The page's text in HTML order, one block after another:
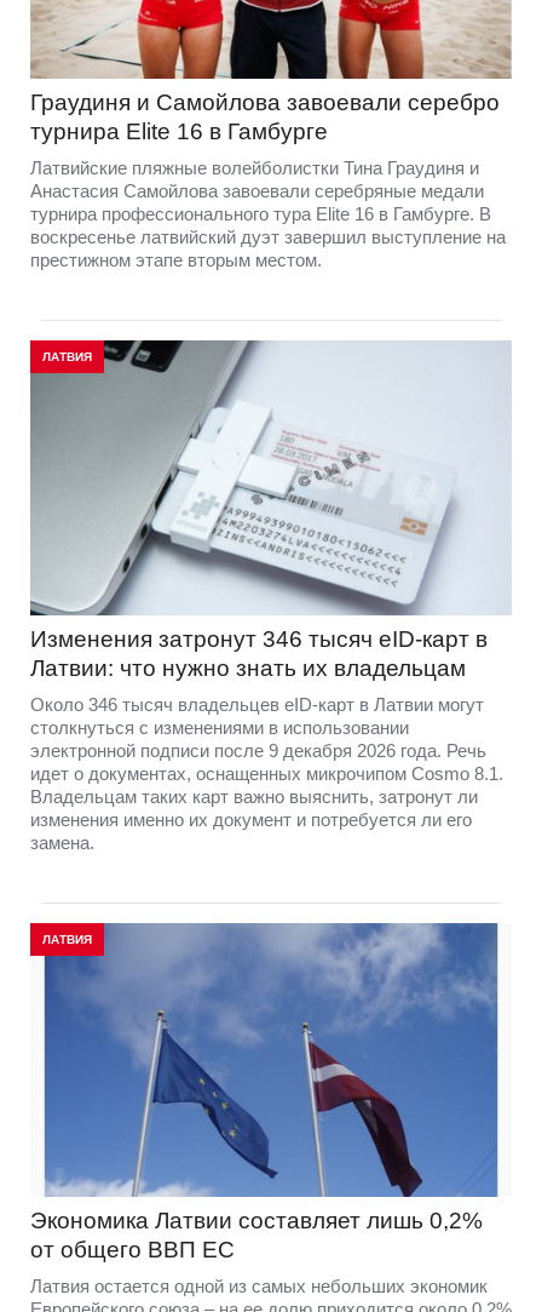
Граудиня и Самойлова завоевали серебро
турнира Elite 16 в Гамбурге
Латвийские пляжные волейболистки Тина Граудиня и
Анастасия Самойлова завоевали серебряные медали
турнира профессионального тура Elite 16 в Гамбурге. В
воскресенье латвийский дуэт завершил выступление на
престижном этапе вторым местом.
ЛАТВИЯ
Изменения затронут 346 тысяч eID-карт в
Латвии: что нужно знать их владельцам
Около 346 тысяч владельцев eID-карт в Латвии могут
столкнуться с изменениями в использовании
электронной подписи после 9 декабря 2026 года. Речь
идет о документах, оснащенных микрочипом Cosmo 8.1.
Владельцам таких карт важно выяснить, затронут ли
изменения именно их документ и потребуется ли его
замена.
ЛАТВИЯ
Экономика Латвии составляет лишь 0,2%
от общего ВВП ЕС
Латвия остается одной из самых небольших экономик